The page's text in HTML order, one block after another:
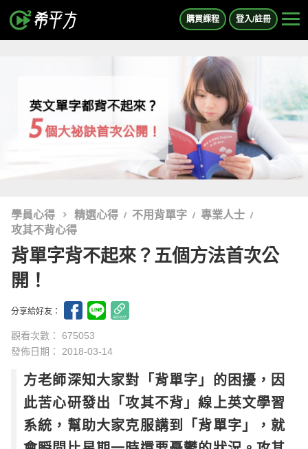
購買課程 登入/註冊
學員心得 精選心得 不用背單字
專業人士
攻其不背心得
背單字背不起來？五個方法首次公
開！
分享給好友：
觀看次數： 675053
發佈日期： 2018-03-14
方老師深知大家對「背單字」的困擾，因
此苦心研發出「攻其不背」線上英文學習
系統，幫助大家克服講到「背單字」，就